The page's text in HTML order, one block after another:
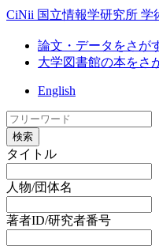
CiNii 国立情報学研究所
論文・データをさが
大学図書館の本をさ
English
検索
タイトル
人物/団体名
著者ID/研究者番号